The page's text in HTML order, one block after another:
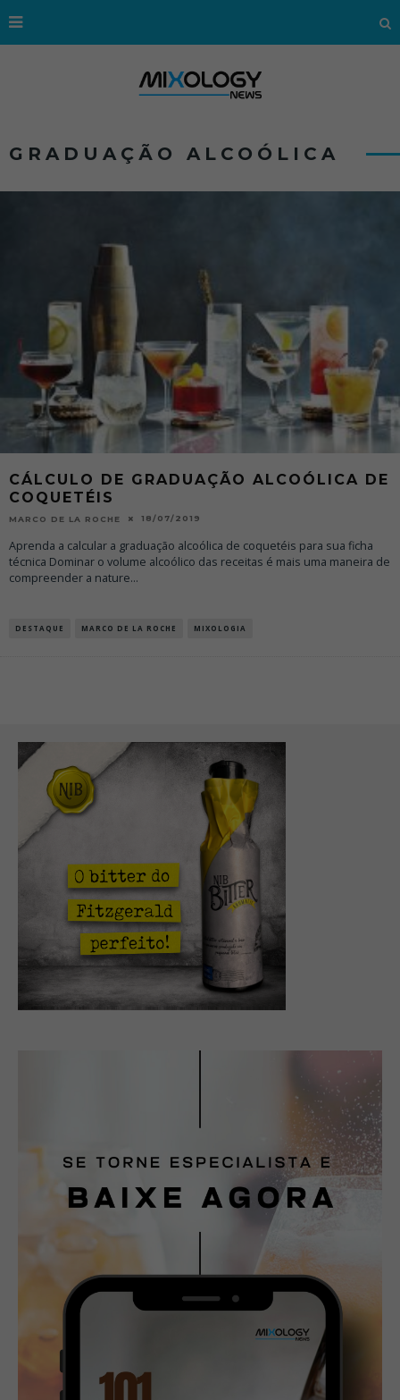
GRADUAÇÃO ALCOÓLICA
CÁLCULO DE GRADUAÇÃO ALCOÓLICA DE
COQUETÉIS
MARCO DE LA ROCHE 18/07/2019
Aprenda a calcular a graduação alcoólica de coquetéis para sua ficha
técnica Dominar o volume alcoólico das receitas é mais uma maneira de
compreender a nature...
DESTAQUE MARCO DE LA ROCHE MIXOLOGIA